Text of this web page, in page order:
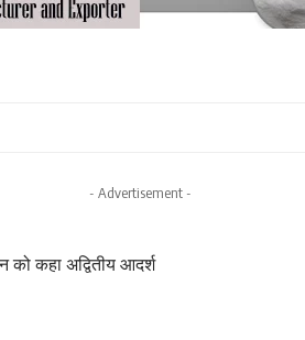
- Advertisement -
को कहा अद्वितीय आदर्श